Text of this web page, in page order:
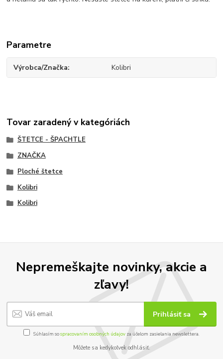
Parametre
Výrobca/Značka Kolibri
Tovar zaradený v kategóriách
ŠTETCE - ŠPACHTLE
ZNAČKA
Ploché štetce
Kolibri
Kolibri
Nepremeškajte novinky, akcie a
zľavy!
Prihlásiť sa
Súhlasím sospracovaním osobných údajov za účelom zasielania newslettera.
Môžete sa kedykoľvek odhlásiť.